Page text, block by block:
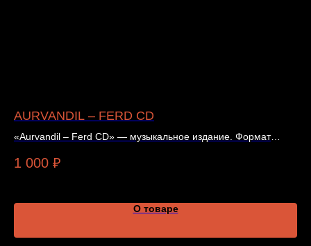
AURVANDIL – FERD CD
«Aurvandil – Ferd CD» — музыкальное издание. Формат
1 000 ₽
О товаре